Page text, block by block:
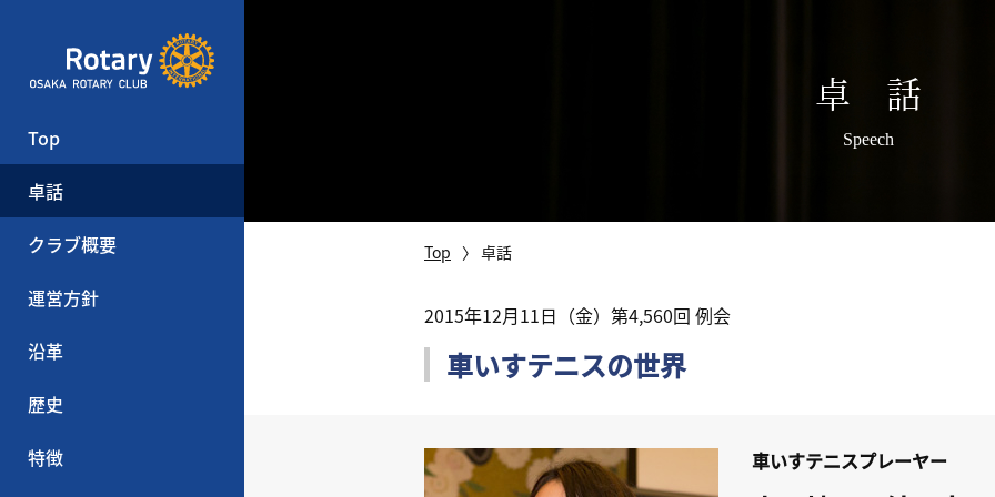
Top
卓話
クラブ概要
運営方針
沿革
歴史
特徴
卓 話
Speech
Top 卓話
2015年12月11日（金）第4,560回 例会
車いすテニスの世界
車いすテニスプレーヤー